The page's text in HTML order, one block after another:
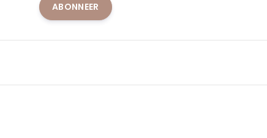
ABONNEER